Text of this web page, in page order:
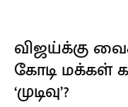
விஜய்க்கு
கோடி மக்கள்
‘முடிவு’?